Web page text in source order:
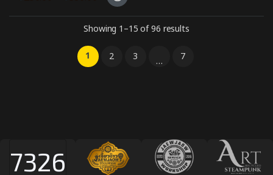
Showing 1–15 of 96 results
1 2 3 … 7
7326